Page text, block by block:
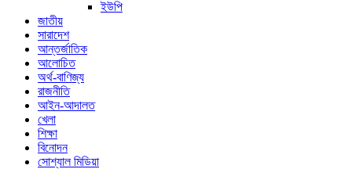
ইউপি
জাতীয়
সারাদেশ
আন্তর্জাতিক
আলোচিত
অর্থ-বাণিজ্য
রাজনীতি
আইন-আদালত
খেলা
শিক্ষা
বিনোদন
সোশ্যাল মিডিয়া